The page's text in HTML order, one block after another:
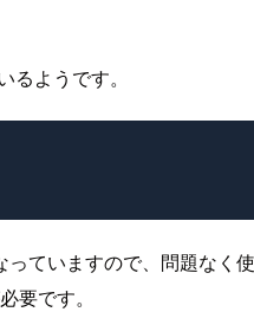
るようです。
っていますので、問題なく
要です。